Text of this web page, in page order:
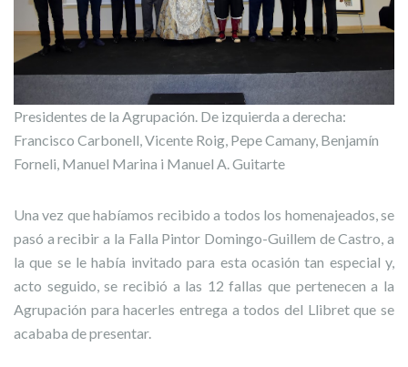
Presidentes de la Agrupación. De izquierda a derecha:
Francisco Carbonell, Vicente Roig, Pepe Camany, Benjamín
Forneli, Manuel Marina i Manuel A. Guitarte
Una vez que habíamos recibido a todos los homenajeados, se
pasó a recibir a la Falla Pintor Domingo-Guillem de Castro, a
la que se le había invitado para esta ocasión tan especial y,
acto seguido, se recibió a las 12 fallas que pertenecen a la
Agrupación para hacerles entrega a todos del Llibret que se
acababa de presentar.